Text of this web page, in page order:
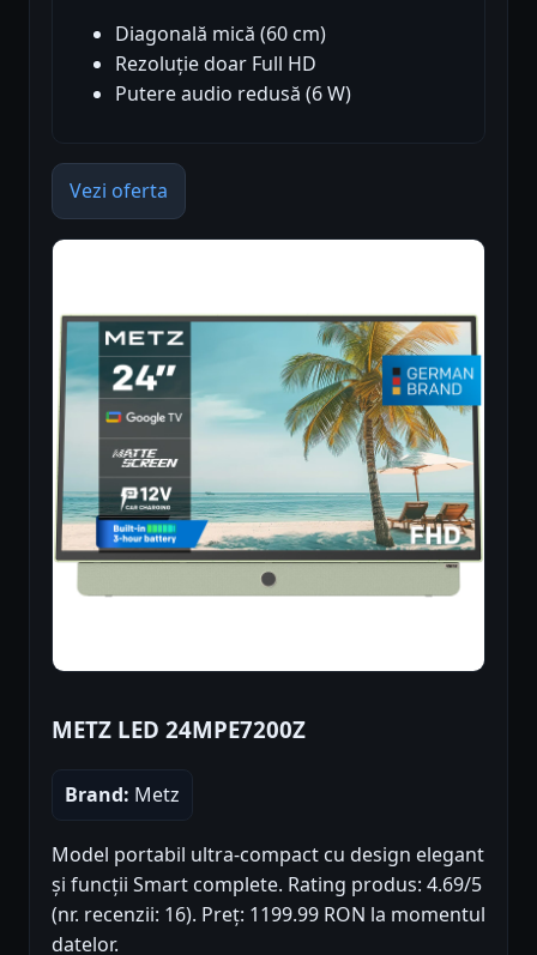
Diagonală mică (60 cm)
Rezoluție doar Full HD
Putere audio redusă (6 W)
Vezi oferta
METZ LED 24MPE7200Z
Brand: Metz
Model portabil ultra-compact cu design elegant
și funcții Smart complete. Rating produs: 4.69/5
(nr. recenzii: 16). Preț: 1199.99 RON la momentul
datelor.